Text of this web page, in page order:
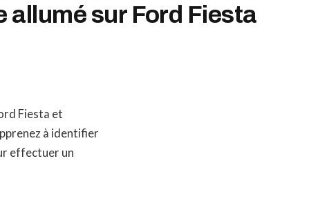
allumé sur Ford Fiesta
Fiesta et
à identifier
effectuer un